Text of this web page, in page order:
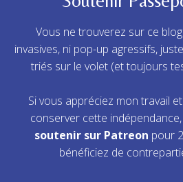
Vous ne trouverez sur ce
invasives, ni pop-up agressifs,
triés sur le volet (et toujours
Si vous appréciez mon travail
conserver cette
soutenir sur Patreon pour
bénéficiez de